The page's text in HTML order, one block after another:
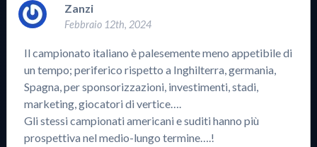
Zanzi
Febbraio 12th, 2024
Il campionato italiano è palesemente meno appetibile di
un tempo; periferico rispetto a Inghilterra, germania,
Spagna, per sponsorizzazioni, investimenti, stadi,
marketing, giocatori di vertice….
Gli stessi campionati americani e suditi hanno più
prospettiva nel medio-lungo termine….!